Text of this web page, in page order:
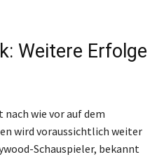
Weitere Erfolge
nach wie vor auf dem
wird voraussichtlich weiter
Schauspieler, bekannt